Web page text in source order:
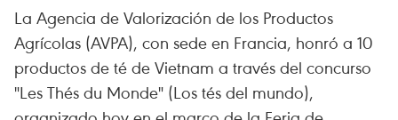
La Agencia de Valorización de los Productos
Agrícolas (AVPA), con sede en Francia, honró a 10
productos de té de Vietnam a través del concurso
"Les Thés du Monde" (Los tés del mundo),